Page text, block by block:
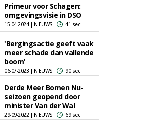
Primeur voor Schagen:
omgevingsvisie in DSO
15-04-2024 | NIEUWS 41 sec
'Bergingsactie geeft vaak
meer schade dan vallende
boom'
06-07-2023 | NIEUWS 90 sec
Derde Meer Bomen Nu-
seizoen geopend door
minister Van der Wal
29-09-2022 | NIEUWS 69 sec